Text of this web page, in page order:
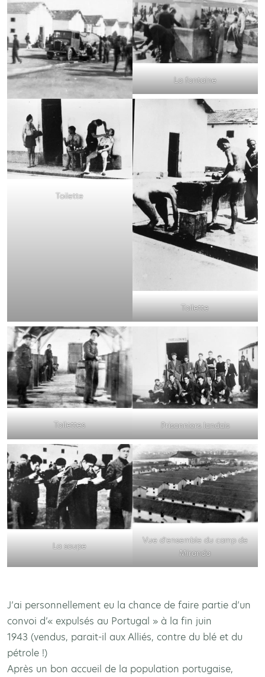
La fontaine
Toilette
Toilette
Toilettes Prisonniers landais
La soupe
Vue d’ensemble du camp de
Miranda
J’ai personnellement eu la chance de faire partie d’un
convoi d’« expulsés au Portugal » à la fin juin
1943 (vendus, parait-il aux Alliés, contre du blé et du
pétrole !)
Après un bon accueil de la population portugaise,